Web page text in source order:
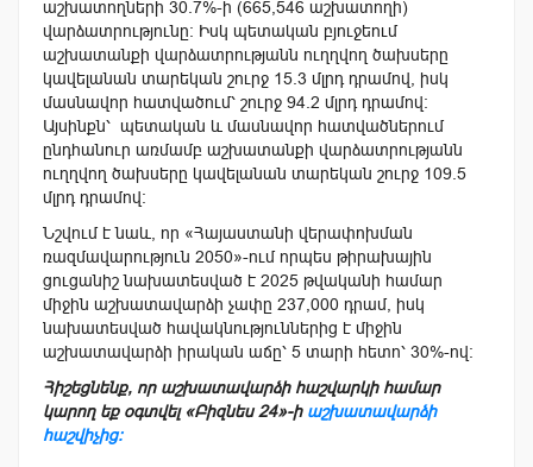
աշխատողների 30.7%-ի (665,546 աշխատողի)
վարձատրությունը։ Իսկ պետական բյուջեում
աշխատանքի վարձատրությանն ուղղվող ծախսերը
կավելանան տարեկան շուրջ 15.3 մլրդ դրամով, իսկ
մասնավոր հատվածում՝ շուրջ 94.2 մլրդ դրամով։
Այսինքն՝ պետական և մասնավոր հատվածներում
ընդհանուր առմամբ աշխատանքի վարձատրությանն
ուղղվող ծախսերը կավելանան տարեկան շուրջ 109.5
մլրդ դրամով։
Նշվում է նաև, որ «Հայաստանի վերափոխման
ռազմավարություն 2050»-ում որպես թիրախային
ցուցանիշ նախատեսված է 2025 թվականի համար
միջին աշխատավարձի չափը 237,000 դրամ, իսկ
նախատեսված հավակնություններից է միջին
աշխատավարձի իրական աճը՝ 5 տարի հետո՝ 30%-ով։
Հիշեցնենք, որ աշխատավարձի հաշվարկի համար
կարող եք օգտվել «Բիզնես 24»-ի աշխատավարձի
հաշվիչից։